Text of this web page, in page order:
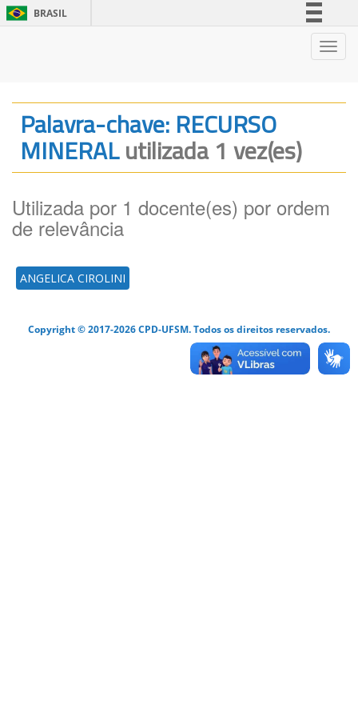
BRASIL
Legislação
Canais
Palavra-chave: RECURSO
MINERALutilizada 1 vez(es)
Utilizada por 1 docente(es) por ordem
de relevância
ANGELICA CIROLINI
Copyright © 2017-2026 CPD-UFSM. Todos os direitos reservados.